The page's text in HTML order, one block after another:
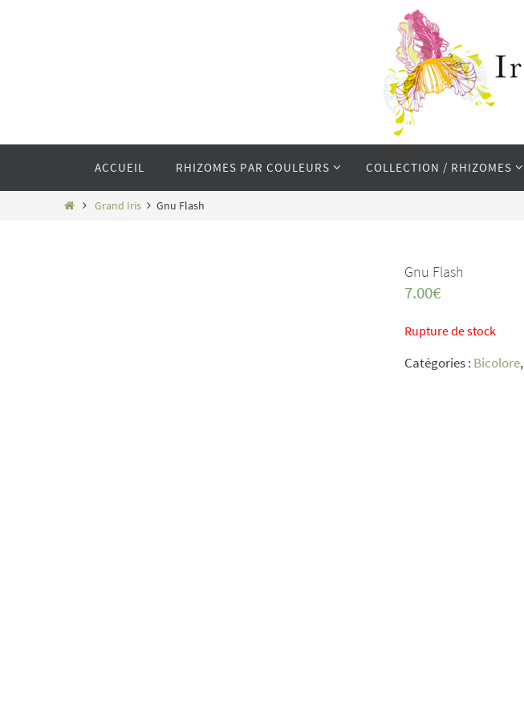
ACCUEIL RHIZOMES PAR COULEURS COLLECTION / RHIZOMES
HomeGrand Iris Gnu Flash
Gnu Flash
7.00€
Rupture de stock
Catégories : Bicolore,